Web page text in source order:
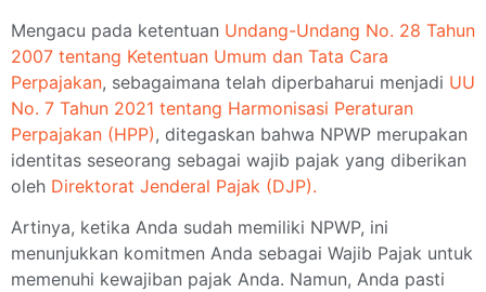
Mengacu pada ketentuan Undang-Undang No. 28 Tahun
2007 tentang Ketentuan Umum dan Tata Cara
Perpajakan, sebagaimana telah diperbaharui menjadi UU
No. 7 Tahun 2021 tentang Harmonisasi Peraturan
Perpajakan (HPP), ditegaskan bahwa NPWP merupakan
identitas seseorang sebagai wajib pajak yang diberikan
oleh Direktorat Jenderal Pajak (DJP).
Artinya, ketika Anda sudah memiliki NPWP, ini
menunjukkan komitmen Anda sebagai Wajib Pajak untuk
memenuhi kewajiban pajak Anda. Namun, Anda pasti